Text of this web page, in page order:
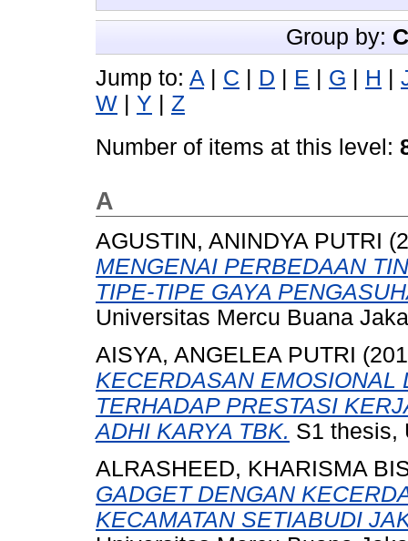
Group by:
Jump to: A C D E G H
W
Y
Z
Number of items at this level:
A
AGUSTIN, ANINDYA PUTRI
MENGENAI PERBEDAAN
TIPE-TIPE GAYA
Universitas Mercu Buana
AISYA, ANGELEA PUTRI
KECERDASAN
TERHADAP PRESTASI
ADHI KARYA TBK. S1 thesis,
ALRASHEED, KHARISMA
GADGET DENGAN
KECAMATAN SETIABUDI